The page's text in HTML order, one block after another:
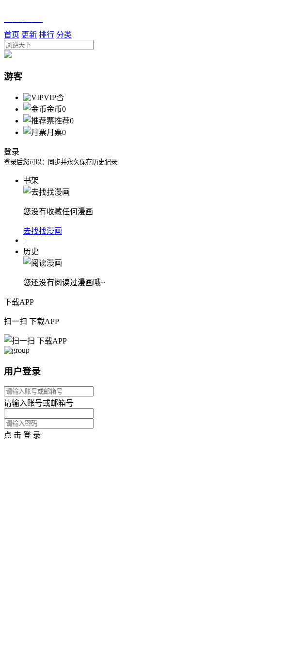
首页 更新 排行 分类
游客
VIP否
金币0
推荐0
月票0
登录
登录后您可以：同步并永久保存历史记录
书架
您没有收藏任何漫画
去找找漫画
|
历史
您还没有阅读过漫画哦~
下载APP
扫一扫 下载APP
用户登录
请输入账号或邮箱号
点 击 登 录